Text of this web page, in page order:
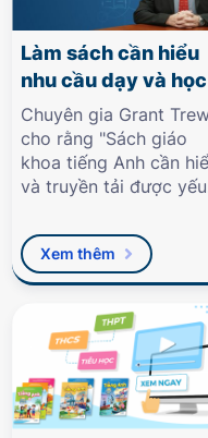
Làm sách cần hiểu
nhu cầu dạy và học
Chuyên gia Grant
cho rằng "Sách giáo
khoa tiếng Anh cần
và truyền tải được yếu
học sinh."
Xem thêm